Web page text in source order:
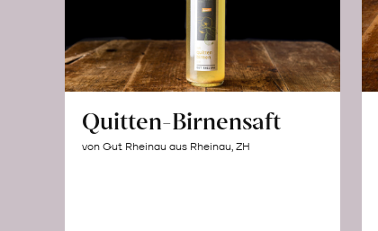
Quitten-Birnensaft
von Gut Rheinau aus Rheinau, ZH